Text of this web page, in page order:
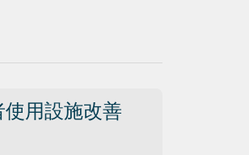
用設施改善